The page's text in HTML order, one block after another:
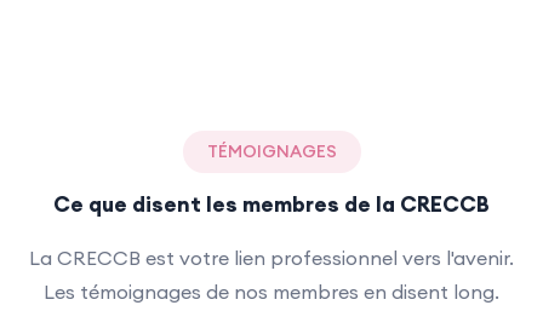
TÉMOIGNAGES
Ce que disent les membres de la CRECCB
La CRECCB est votre lien professionnel vers l'avenir.
Les témoignages de nos membres en disent long.